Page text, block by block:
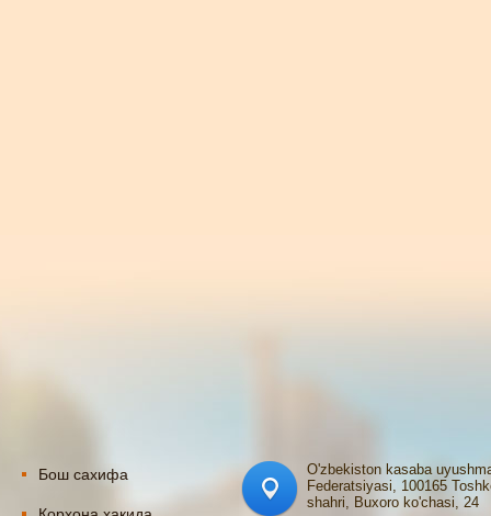
Бош сахифа
O'zbekiston kasaba
Federatsiyasi, 100165
shahri, Buxoro ko'chasi, 24